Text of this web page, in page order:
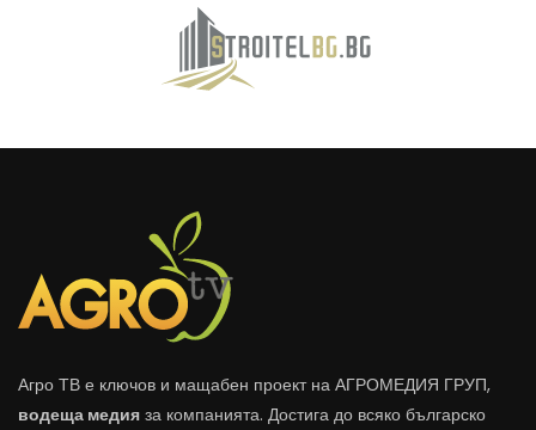
Агро ТВ е ключов и мащабен проект на АГРОМЕДИЯ ГРУП,
водеща медия за компанията. Достига до всяко българско